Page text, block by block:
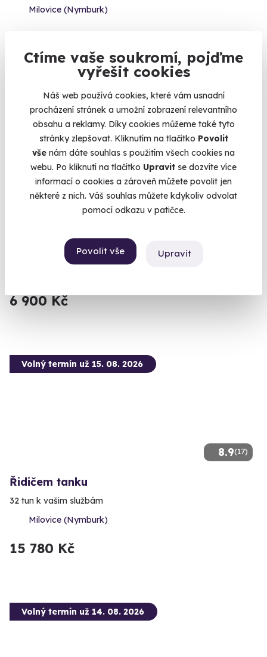
Ctíme vaše soukromí, pojďme
vyřešit cookies
Náš web používá cookies, které vám usnadní
procházení stránek a umožní zobrazení relevantního
obsahu a reklamy. Díky cookies můžeme také tyto
stránky zlepšovat. Kliknutím na tlačítko Povolit
vše nám dáte souhlas s použitím všech cookies na
webu. Po kliknutí na tlačítko Upravit se dozvíte více
informací o cookies a zároveň můžete povolit jen
některé z nich. Váš souhlas můžete kdykoliv odvolat
pomocí odkazu v patičce.
Povolit vše Upravit
Milovice (Nymburk)
9.8
Doporučujeme
Pilotem na zkoušku - privátní let
Dopřejte si privátní lekci létání v oblacích.
Bystřice u Benešova
6 900 Kč
8.9(17)
Volný termín už 15. 08. 2026
Řidičem tanku
32 tun k vašim službám
Milovice (Nymburk)
15 780 Kč
Volný termín už 14. 08. 2026